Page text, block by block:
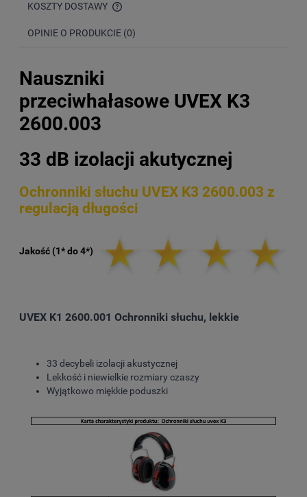
KOSZTY DOSTAWY
OPINIE O PRODUKCIE (0)
Nauszniki
przeciwhałasowe UVEX K3
2600.003
33 dB izolacji akutycznej
Ochronniki słuchu UVEX K3 2600.003 z
regulacją długości
Jakość (1* do 4*)
UVEX K1 2600.001 Ochronniki słuchu, lekkie
33 decybeli izolacji akustycznej
Lekkość i niewielkie rozmiary czaszy
Wyjątkowo miękkie poduszki